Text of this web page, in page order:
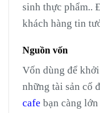
sinh thực phẩm..
khách hàng tin
Nguồn vốn
Vốn dùng để
những tài sản cố
cafe bạn càng